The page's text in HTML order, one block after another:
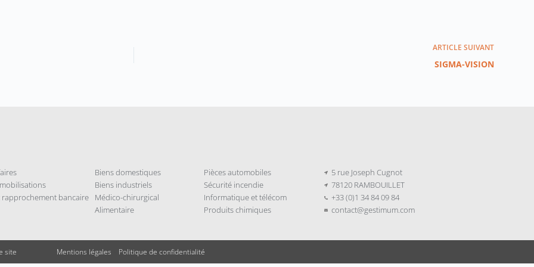
ARTICLE SUIVANT
SIGMA-VISION
bancaire
Biens domestiques
Biens industriels
Médico-chirurgical
Alimentaire
Pièces automobiles
Sécurité incendie
Informatique et télécom
Produits chimiques
5 rue Joseph Cugnot
78120 RAMBOUILLET
+33 (0)1 34 84 09 84
contact@gestimum.com
site Mentions légales Politique de confidentialité